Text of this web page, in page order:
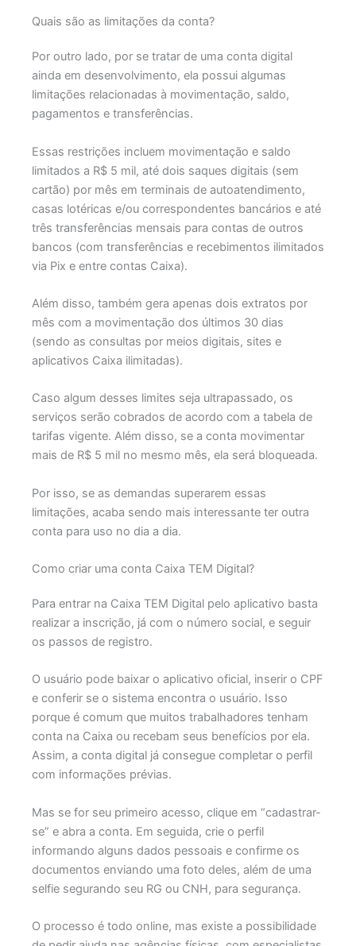
Quais são as limitações da conta?
Por outro lado, por se tratar de uma conta digital
ainda em desenvolvimento, ela possui algumas
limitações relacionadas à movimentação, saldo,
pagamentos e transferências.
Essas restrições incluem movimentação e saldo
limitados a R$ 5 mil, até dois saques digitais (sem
cartão) por mês em terminais de autoatendimento,
casas lotéricas e/ou correspondentes bancários e até
três transferências mensais para contas de outros
bancos (com transferências e recebimentos ilimitados
via Pix e entre contas Caixa).
Além disso, também gera apenas dois extratos por
mês com a movimentação dos últimos 30 dias
(sendo as consultas por meios digitais, sites e
aplicativos Caixa ilimitadas).
Caso algum desses limites seja ultrapassado, os
serviços serão cobrados de acordo com a tabela de
tarifas vigente. Além disso, se a conta movimentar
mais de R$ 5 mil no mesmo mês, ela será bloqueada.
Por isso, se as demandas superarem essas
limitações, acaba sendo mais interessante ter outra
conta para uso no dia a dia.
Como criar uma conta Caixa TEM Digital?
Para entrar na Caixa TEM Digital pelo aplicativo basta
realizar a inscrição, já com o número social, e seguir
os passos de registro.
O usuário pode baixar o aplicativo oficial, inserir o CPF
e conferir se o sistema encontra o usuário. Isso
porque é comum que muitos trabalhadores tenham
conta na Caixa ou recebam seus benefícios por ela.
Assim, a conta digital já consegue completar o perfil
com informações prévias.
Mas se for seu primeiro acesso, clique em “cadastrar-
se” e abra a conta. Em seguida, crie o perfil
informando alguns dados pessoais e confirme os
documentos enviando uma foto deles, além de uma
selfie segurando seu RG ou CNH, para segurança.
O processo é todo online, mas existe a possibilidade